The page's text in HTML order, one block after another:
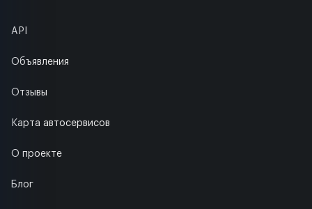
API
Объявления
Отзывы
Карта автосервисов
О проекте
Блог